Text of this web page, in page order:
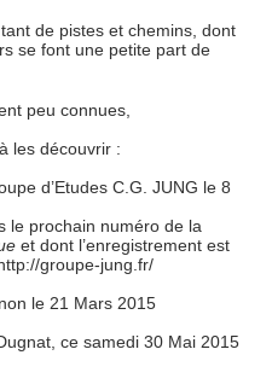
de pistes et chemins, dont
se font une petite part de
peu connues,
les découvrir :
d’Etudes C.G. JUNG le 8
le prochain numéro de la
et dont l’enregistrement est
groupe-jung.fr/
le 21 Mars 2015
ce samedi 30 Mai 2015